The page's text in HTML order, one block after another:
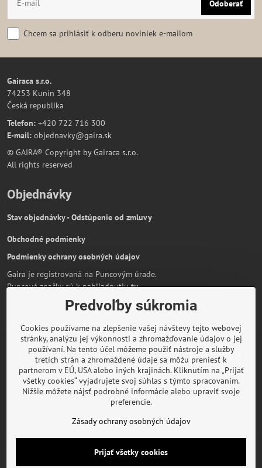
Odoberať
Chcem sa prihlásiť k odberu noviniek e-mailom
Gairaca s.r.o.
74253 Kunín 348
Česká republika
Telefon: +420 722 716 300
E-mail: objednavky@gaira.sk
© GAIRA® Copyright by Gairaca s.r.o.
All rights reserved
Objednávky
Stav objednávky - Odstúpenie od zmluvy
Obchodné podmienky
Podmienky ochrany osobných údajov
Gaira je registrovaná na Puncovým úrade.
Puncové značky sú k nahliadnutiutu.
Partnerská stránka:AmiraShop.sk Bypami.cz
Informácie o platbe kartou
O značke Gaira
©2026Copyright
Predvoľby súkromiaZásady ochrany osobných údajov
Podmienky používania
Predvoľby súkromia
Cookies používame na zlepšenie vašej návštevy tejto webovej
stránky, analýzu jej výkonnosti a zhromažďovanie údajov o jej
používaní. Na tento účel môžeme použiť nástroje a služby
tretích strán a zhromaždené údaje sa môžu preniesť k
partnerom v EÚ, USA alebo iných krajinách. Kliknutím na „Prijať
všetky cookies“ vyjadrujete svoj súhlas s týmto spracovaním.
Nižšie môžete nájsť podrobné informácie alebo upraviť svoje
preferencie.
Zásady ochrany osobných údajov
Prijať všetky cookies